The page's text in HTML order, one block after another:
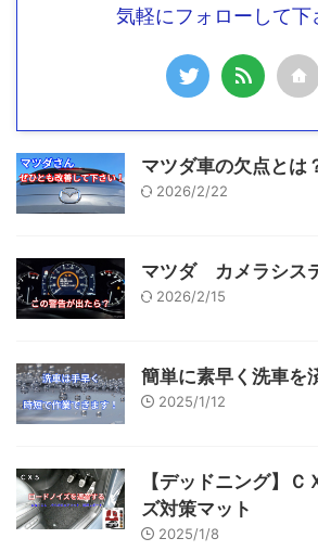
気軽にフォローして下
マツダ車の欠点とは
2026/2/22
マツダ カメラシス
2026/2/15
簡単に素早く洗車を
2025/1/12
【デッドニング】Ｃ
ズ対策マット
2025/1/8